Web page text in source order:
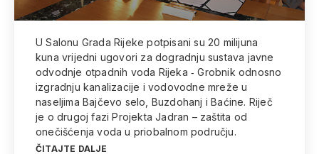
U Salonu Grada Rijeke potpisani su 20 milijuna
kuna vrijedni ugovori za dogradnju sustava javne
odvodnje otpadnih voda Rijeka ‐ Grobnik odnosno
izgradnju kanalizacije i vodovodne mreže u
naseljima Bajčevo selo, Buzdohanj i Baćine. Riječ
je o drugoj fazi Projekta Jadran – zaštita od
onečišćenja voda u priobalnom području.
ČITAJTE DALJE